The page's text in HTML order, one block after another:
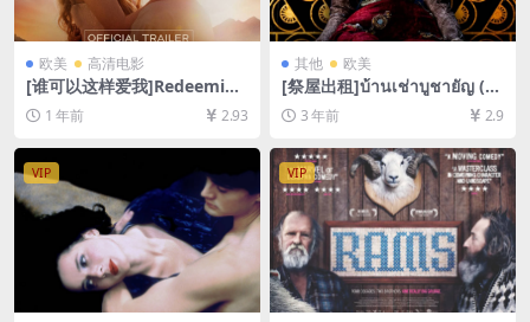
欧美 高清电影
[谁可以这样爱我]Redeeming
Love (2022)[百度网盘+夸克
网盘1080P超清未删减资源]
[网盘在线播放/下载][MP4/8.
8GB][中文字幕]
1 年前 2.93
其他 欧美
[祭屋出租]บ้านเช่าบูชายัญ (20
23)[百度网盘+迅雷云盘资源1
080P超清未删减][MP4/4GB]
[泰语中字]
3 年前 2.9
VIP VIP